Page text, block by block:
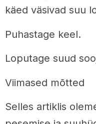
käed väsivad suu
Puhastage keel.
Loputage suud
Viimased mõtted
Selles artiklis